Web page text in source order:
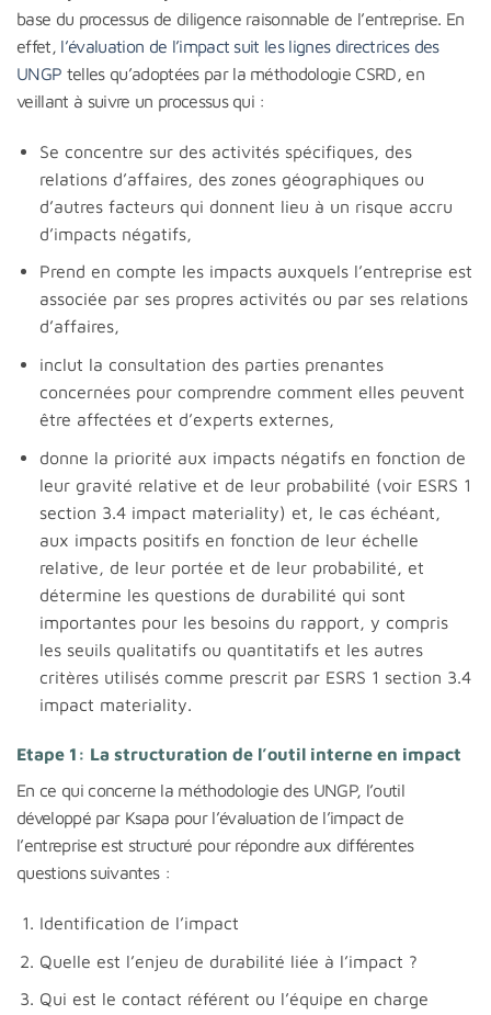
base du processus de diligence raisonnable de l’entreprise. En
effet, l’évaluation de l’impact suit les lignes directrices des
UNGP telles qu’adoptées par la méthodologie CSRD, en
veillant à suivre un processus qui :
Se concentre sur des activités spécifiques, des
relations d’affaires, des zones géographiques ou
d’autres facteurs qui donnent lieu à un risque accru
d’impacts négatifs,
Prend en compte les impacts auxquels l’entreprise est
associée par ses propres activités ou par ses relations
d’affaires,
inclut la consultation des parties prenantes
concernées pour comprendre comment elles peuvent
être affectées et d’experts externes,
donne la priorité aux impacts négatifs en fonction de
leur gravité relative et de leur probabilité (voir ESRS 1
section 3.4 impact materiality) et, le cas échéant,
aux impacts positifs en fonction de leur échelle
relative, de leur portée et de leur probabilité, et
détermine les questions de durabilité qui sont
importantes pour les besoins du rapport, y compris
les seuils qualitatifs ou quantitatifs et les autres
critères utilisés comme prescrit par ESRS 1 section 3.4
impact materiality.
Etape 1: La structuration de l’outil interne en impact
En ce qui concerne la méthodologie des UNGP, l’outil
développé par Ksapa pour l’évaluation de l’impact de
l’entreprise est structuré pour répondre aux différentes
questions suivantes :
Identification de l’impact
Quelle est l’enjeu de durabilité liée à l’impact ?
Qui est le contact référent ou l’équipe en charge